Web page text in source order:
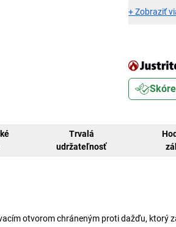
+Zobraziť
Trvalá
udržateľnosť
otvorom chráneným proti dažďu, ktorý